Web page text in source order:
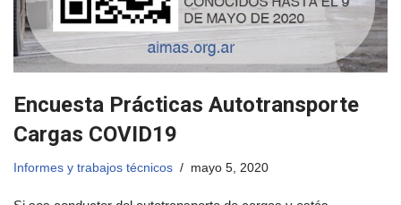
Encuesta Prácticas Autotransporte
Cargas COVID19
Informes y trabajos técnicos mayo 5, 2020